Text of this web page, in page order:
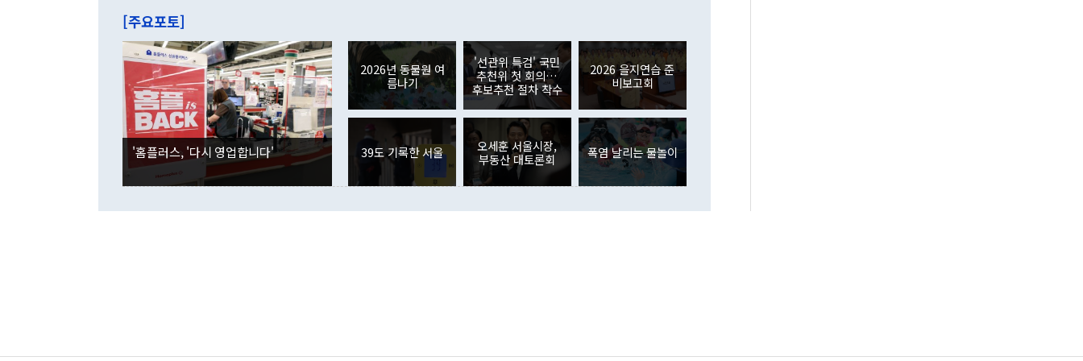
이 9월 러시아 블라디보스토크에서 열리는 '동방경제포럼(EEF)'을 언급하
며 "정부 차원에서 (참석을) 검토하고 있다"고 발언한 데 대해서도 조 장관
은 "그것은 외교부의 몫"이라며 "아직 거기까지 진도가 나가지 않았다"고
잘랐다. 정 장관이 이날 소개한 대북 구상과 설명은 정부 내 조율을 거치지
않았다는 점에서 문제가 있다. 특히 주적 표현 대체와 국호 사용, 9·19 군
사합의 복원, 4자회담 추진 등은 통일부 장관이 결정할 사안이 아니어서 월
권이라는 지적이 나오고 있다. 이 대통령은 정 장관의 업무보고를 듣고 난
뒤 "여기 업무보고에 발표했다고 승인난 건 아니다"라고 재차 확인했다. 정
부의 한 소식통은 "정 장관의 발언 내용은 대부분 국가안전보장회의(NSC)
를 거쳐 결정된 사안이 아닌 정 장관의 개인적 생각에 가깝다"며 "안보 관
련 부처 장관이 정부의 공식 정책이 아닌 사안을 추진하겠다고 업무보고를
하고 대통령의 면전에서 '국군통수권자가 나서야 한다'고 주장한 것은 심각
였던 올해 3월(369억9000만달러)을 넘어선 것이다. 직접투자에서는 내국
인의 해외투자가 80억1000만달러, 외국인의 국내투자가 46억3000만달러
각각 증가했다. 증권투자에서는 외국인의 국내 주식 매도세가 이어졌다. 외
국인의 국내 주식 투자는 차익실현 매도 등의 영향으로 316억1000만달러
감소하며 전월(-310억5000만달러)에 이어 역대 최대 순매도 기록을 다시
경신했다. 외국인의 국내 채권투자는 세계국채지수(WGBI) 자금 유입에도
분기 말 만기도래 영향으로 증가 폭이 줄어든 52억9000만달러를 기록했
다. 내국인의 해외 증권투자는 주식을 중심으로 35억6000만달러 증가했
다. eoyn2@newspim.com
[주요포토]
'홈플러스, '다시 영업합니다'
2026년 동물원 여
름나기
'선관위 특검' 국민
추천위 첫 회의…
후보추천 절차 착수
2026 을지연습 준
비보고회
39도 기록한 서울
오세훈 서울시장,
부동산 대토론회
폭염 날리는 물놀이